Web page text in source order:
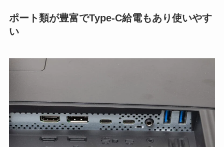
ポート類が豊富でType-C給電もあり使いやす
い